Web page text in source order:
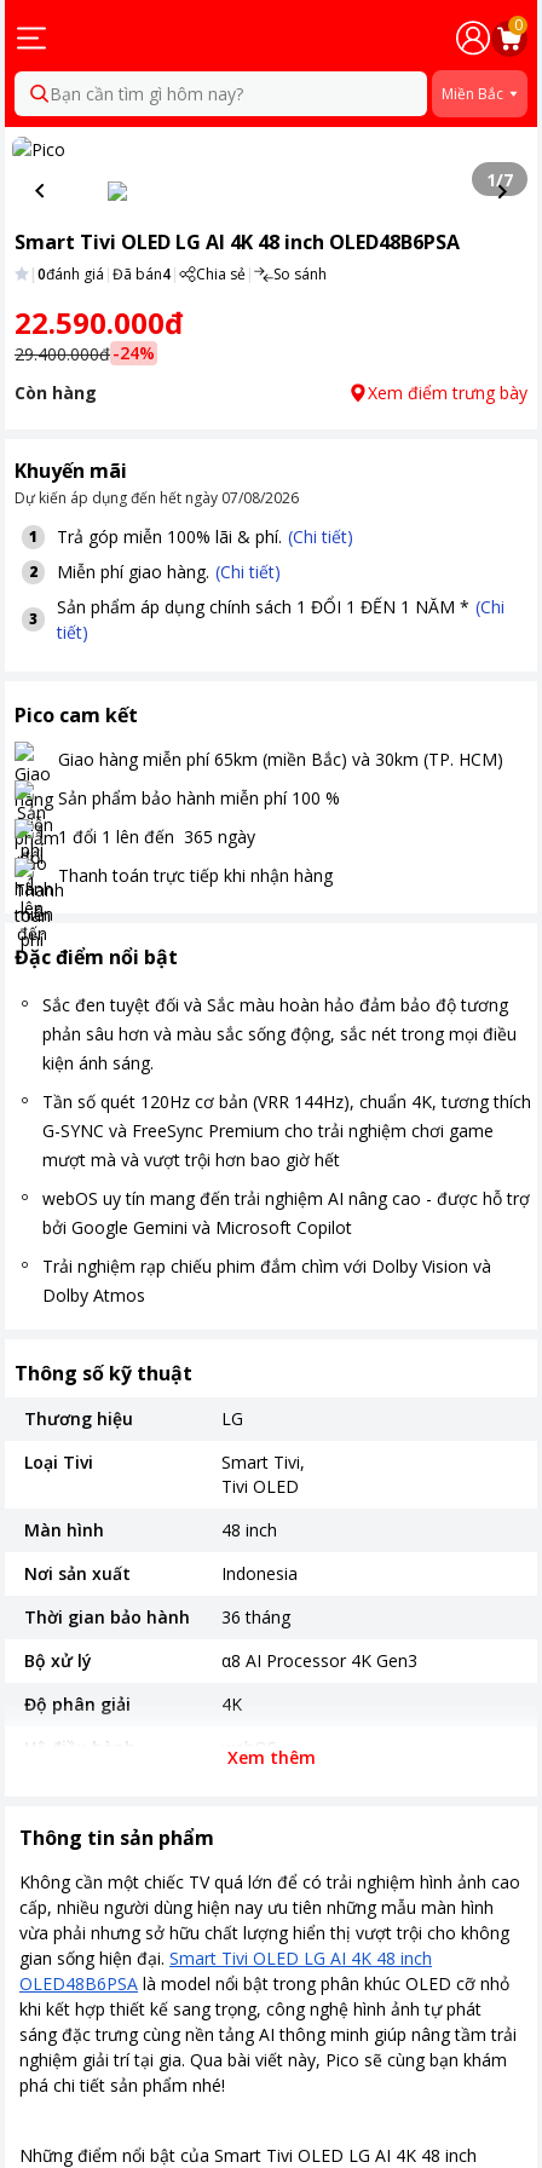
0
Bạn cần tìm gì hôm nay? Miền Bắc
1/7
Smart Tivi OLED LG AI 4K 48 inch OLED48B6PSA
|0đánh giá |Đã bán4| Chia sẻ| So sánh
22.590.000đ
29.400.000đ-24%
Còn hàng
Xem điểm trưng bày
Khuyến mãi
Dự kiến áp dụng đến hết ngày 07/08/2026
1
Trả góp miễn 100% lãi & phí. (Chi tiết)
2 Miễn phí giao hàng. (Chi tiết)
3
Sản phẩm áp dụng chính sách 1 ĐỔI 1 ĐẾN 1 NĂM * (Chi
tiết)
Pico cam kết
Giao hàng miễn phí 65km (miền Bắc) và 30km (TP. HCM)
Sản phẩm bảo hành miễn phí 100 %
1 đổi 1 lên đến 365 ngày
Thanh toán trực tiếp khi nhận hàng
Đặc điểm nổi bật
Sắc đen tuyệt đối và Sắc màu hoàn hảo đảm bảo độ tương
phản sâu hơn và màu sắc sống động, sắc nét trong mọi điều
kiện ánh sáng.
Tần số quét 120Hz cơ bản (VRR 144Hz), chuẩn 4K, tương thích
G-SYNC và FreeSync Premium cho trải nghiệm chơi game
mượt mà và vượt trội hơn bao giờ hết
webOS uy tín mang đến trải nghiệm AI nâng cao - được hỗ trợ
bởi Google Gemini và Microsoft Copilot
Trải nghiệm rạp chiếu phim đắm chìm với Dolby Vision và
Dolby Atmos
Thông số kỹ thuật
Thương hiệu
LG
Loại Tivi
Smart Tivi
Tivi OLED
Màn hình
48 inch
Nơi sản xuất
Indonesia
Thời gian bảo hành
36 tháng
Bộ xử lý
α8 AI Processor 4K Gen3
Độ phân giải
4K
Hệ điều hành
webOS
Tiện ích
Cổng giao tiếp và kết
nối
Wi-Fi 6, Ethernet (LAN), Bluetooth 5.3
HDMI, USB
Kích thước có chân
Ngang 107 cm - Cao 68.8 cm - Dày
21.8 cm
Khối lượng có chân
11.7 kg
Kích thước không chân Ngang 107 cm - Cao 62 cm - Dày
4.59 cm
Xem thêm
Thông tin sản phẩm
Không cần một chiếc TV quá lớn để có trải nghiệm hình ảnh cao
cấp, nhiều người dùng hiện nay ưu tiên những mẫu màn hình
vừa phải nhưng sở hữu chất lượng hiển thị vượt trội cho không
gian sống hiện đại. Smart Tivi OLED LG AI 4K 48 inch
OLED48B6PSA là model nổi bật trong phân khúc OLED cỡ nhỏ
khi kết hợp thiết kế sang trọng, công nghệ hình ảnh tự phát
sáng đặc trưng cùng nền tảng AI thông minh giúp nâng tầm trải
nghiệm giải trí tại gia. Qua bài viết này, Pico sẽ cùng bạn khám
phá chi tiết sản phẩm nhé!
Những điểm nổi bật của Smart Tivi OLED LG AI 4K 48 inch